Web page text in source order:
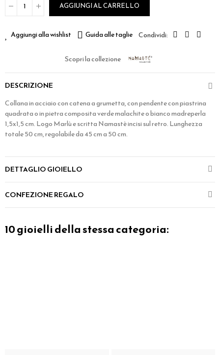
AGGIUNGI AL CARRELLO
Aggiungi alla wishlist Guida alle taglie
Scopri la collezione
DESCRIZIONE
Collana in acciaio con catena a grumetta, con pendente con piastrina
quadrata o in pietra composita verde malachite o bianco madreperla
1,5x1,5 cm. Logo Marlù e scritta Namastè incisi sul retro. Lunghezza
totale 50 cm, regolabile da 45 cm a 50 cm.
DETTAGLIO GIOIELLO
CONFEZIONE REGALO
10 gioielli della stessa categoria: